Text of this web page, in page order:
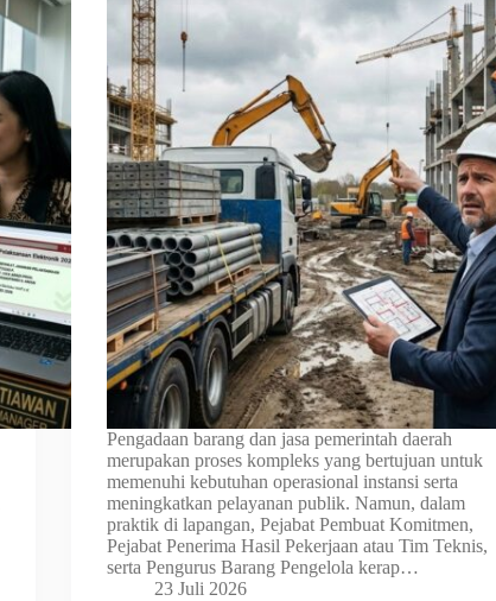
Pengadaan barang dan jasa pemerintah daerah
merupakan proses kompleks yang bertujuan untuk
memenuhi kebutuhan operasional instansi serta
meningkatkan pelayanan publik. Namun, dalam
praktik di lapangan, Pejabat Pembuat Komitmen,
Pejabat Penerima Hasil Pekerjaan atau Tim Teknis,
serta Pengurus Barang Pengelola kerap…
23 Juli 2026